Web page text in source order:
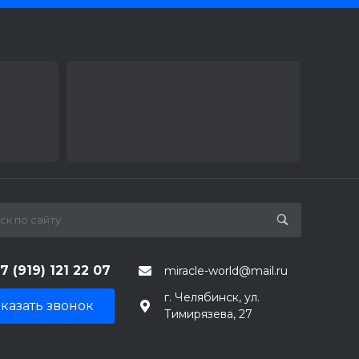
(919) 121 22 07 miracle-world@mail.ru
звонок
г. Челябинск, ул.
Тимирязева, 27